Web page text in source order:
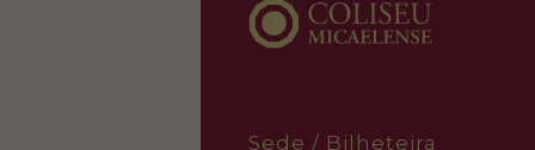
Sede / Bilheteira